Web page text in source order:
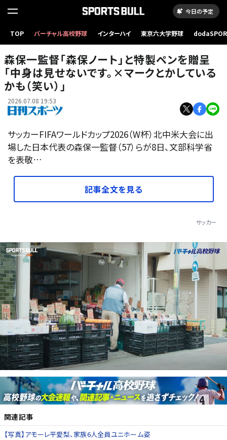
今日の予定
TOP バーチャル高校野球 インターハイ 東京六大学野球
【写真】文部科学省を表敬訪問した日本代表の森保一監督
森保一監督「森保ノート」と特製ペンを贈呈
「中身は見せないです。×マークとかしている
かも（笑い）」
2026.07.08 19:53
サッカーFIFAワールドカップ2026（W杯）北中米大会に出
場した日本代表の森保一監督（57）らが8日、文部科学省
を表敬…
記事全文を見る
サッカー
関連記事
【写真】アモーレ平愛梨、家族6人全員ユニホーム姿